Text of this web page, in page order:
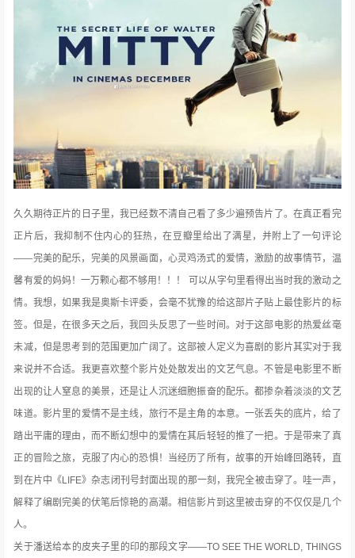
久久期待正片的日子里，我已经数不清自己看了多少遍预告片了。在真正看完
正片后，我抑制不住内心的狂热，在豆瓣里给出了满星，并附上了一句评论
——完美的配乐，完美的风景画面，心灵鸡汤式的爱情，激励的故事情节，温
馨有爱的妈妈！一万颗心都不够用！！！ 可以从字句里看得出当时我的激动之
情。我想，如果我是奥斯卡评委 ，会毫不犹豫的给这部片子贴上最佳影片的标
签。但是，在很多天之后，我回头反思了一些时间。对于这部电影的热爱丝毫
未减，但是思考到的范围更加广阔了。这部被人定义为喜剧的影片其实对于我
来说并不合适。我更喜欢整个影片处处散发出的文艺气息。不管是电影里不断
出现的让人窒息的美景，还是让人沉迷细胞振奋的配乐。都掺杂着淡淡的文艺
味道。影片里的爱情不是主线，旅行不是主角的本意。一张丢失的底片，给了
踏出平庸的理由，而不断幻想中的爱情在其后轻轻的推了一把。于是带来了真
正的冒险之旅，克服了内心的恐惧！当经历了所有，故事的开始峰回路转，直
到在片中《LIFE》杂志闭刊号封面出现的那一刻，我完全被击穿了。哇一声，
解释了编剧完美的伏笔后惊艳的高潮。相信影片到这里被击穿的不仅仅是几个
人。
关于潘送给本的皮夹子里的印的那段文字——TO SEE THE WORLD, THINGS